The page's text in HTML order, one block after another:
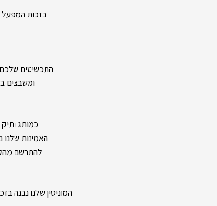
בזכות המפעל
התכשיטים שלכם
ומשבצים
כמותג ותיק
האמינות שלנו נשענת על מעל 40 שנות וותק
להתרשם
המוניטין שלנו נבנה